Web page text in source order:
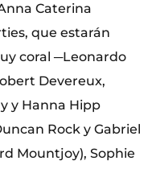
Caterina
que estarán
coral ─Leonardo
Devereux,
y Hanna Hipp
Rock y Gabriel
Mountjoy), Sophie